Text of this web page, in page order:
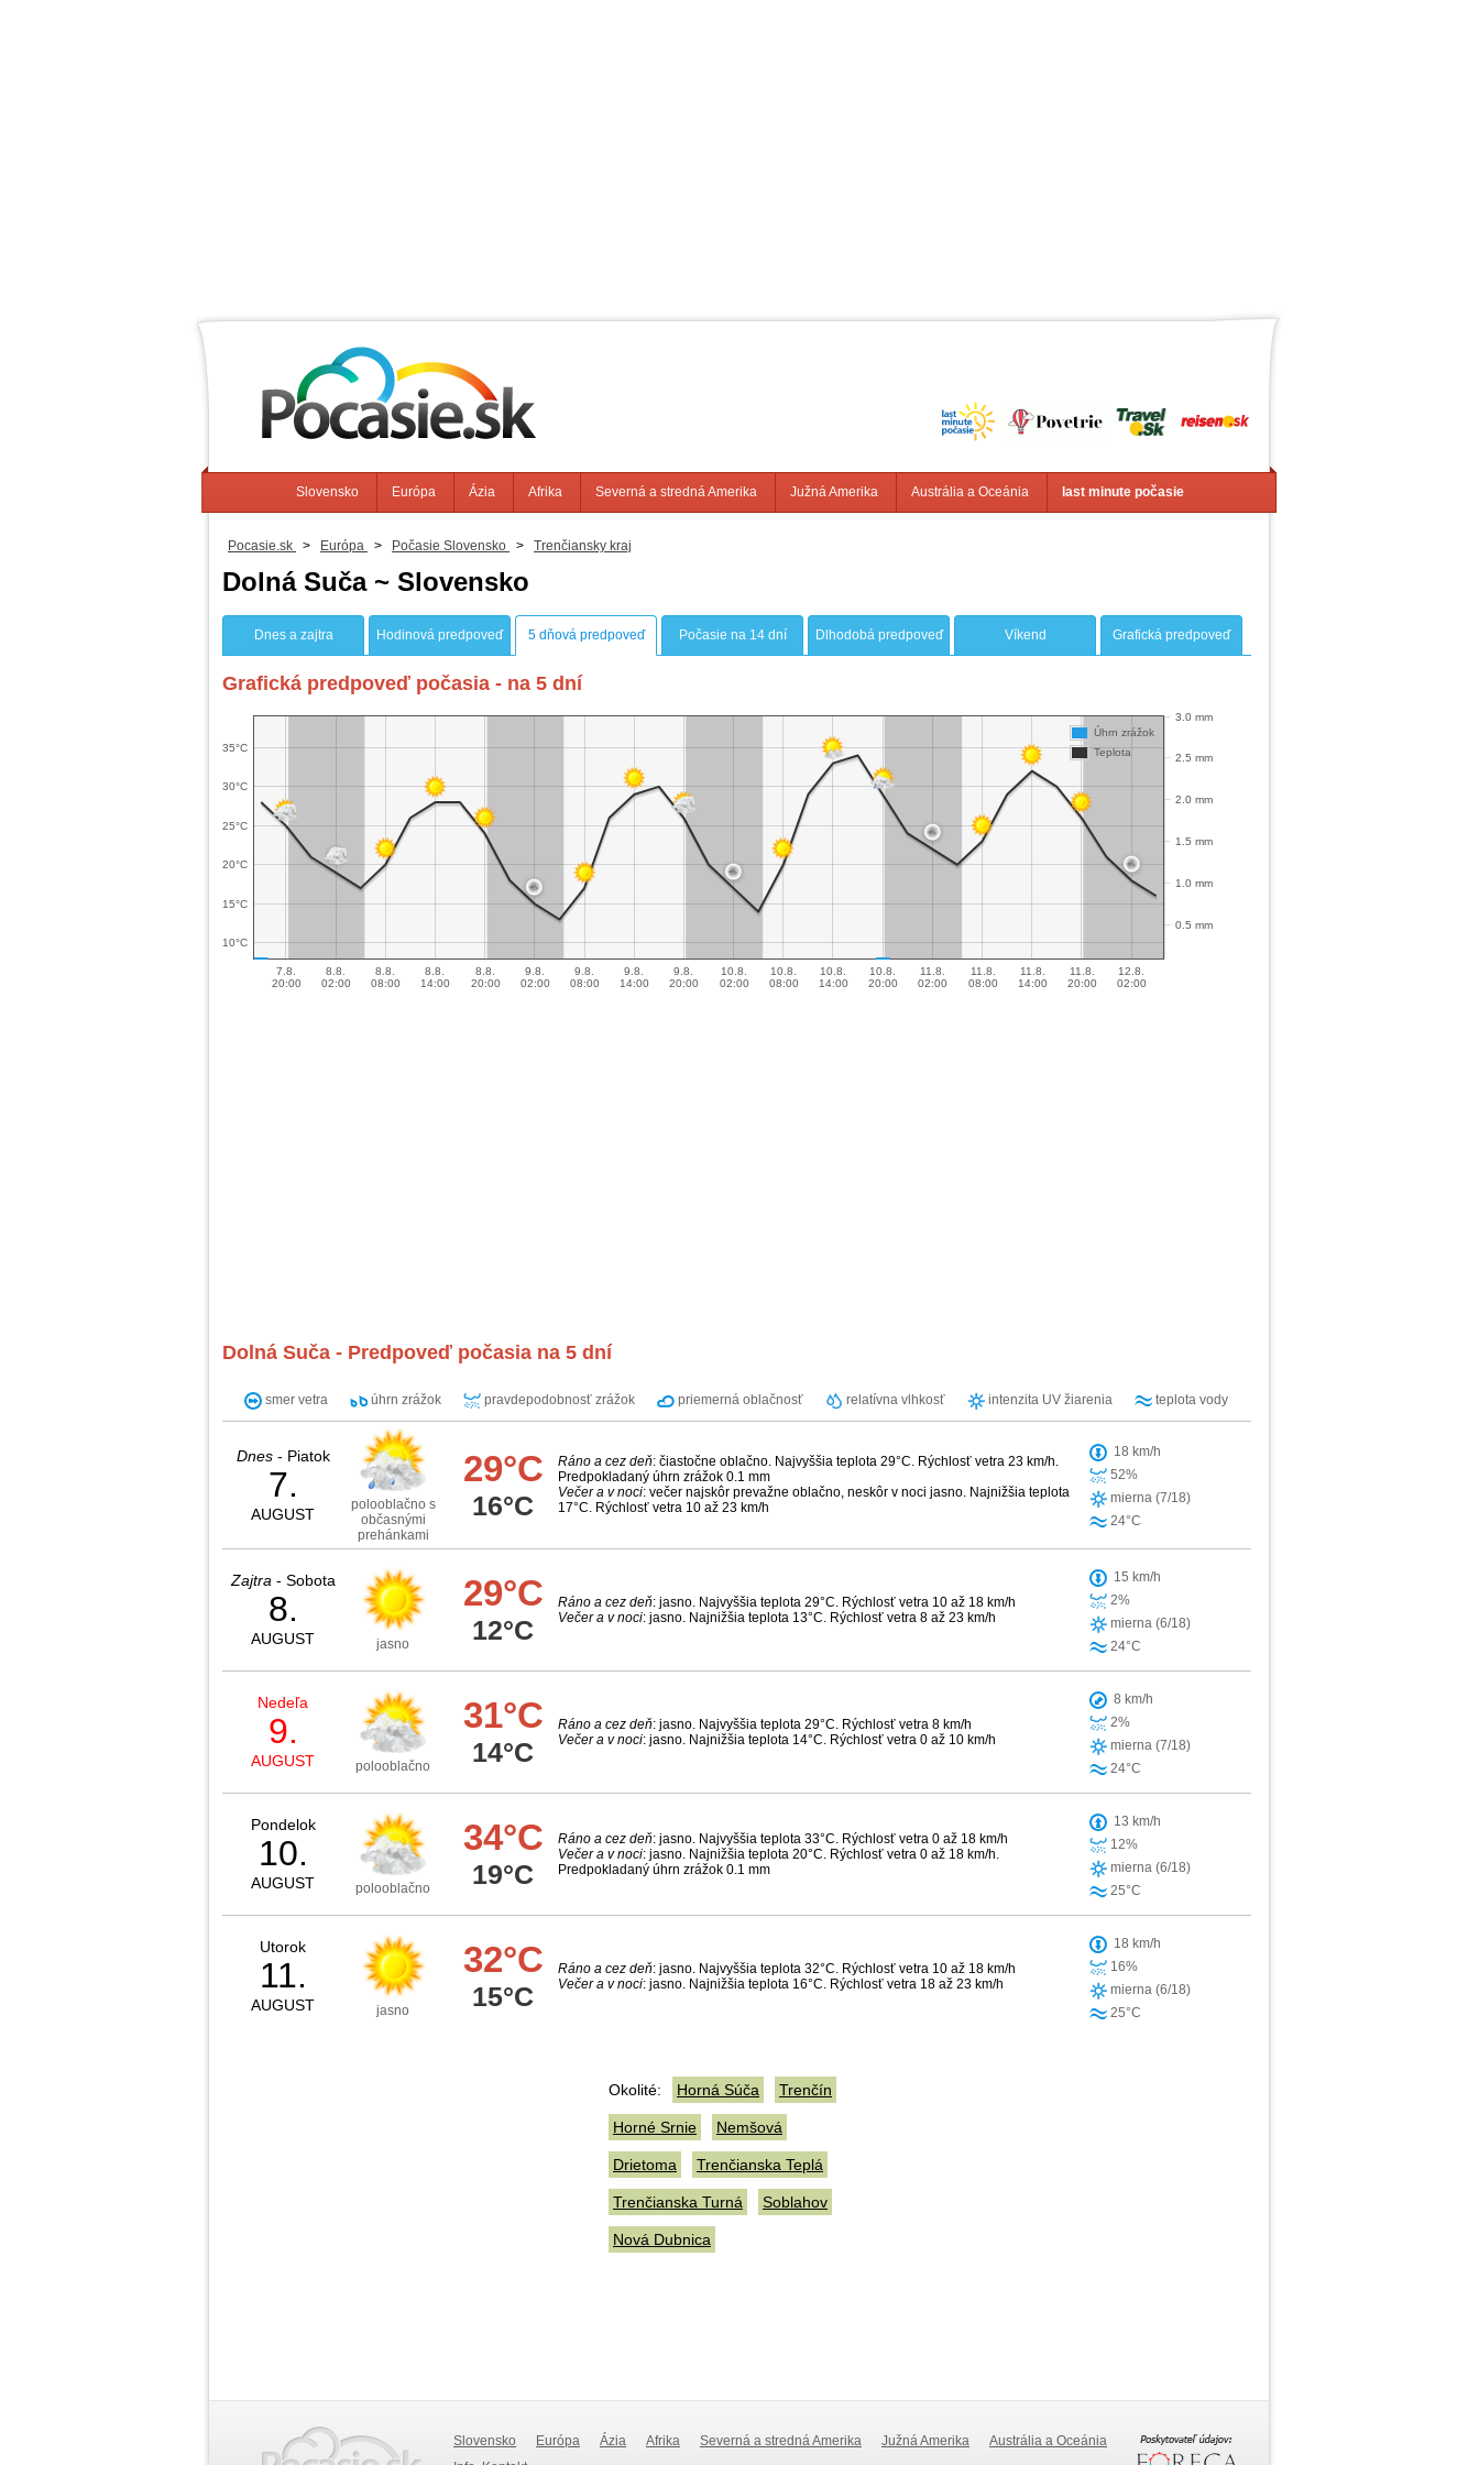
Slovensko Európa Ázia Afrika Severná a stredná Amerika Južná Amerika Austrália a Oceánia last minute počasie
Pocasie.sk > Európa > Počasie Slovensko > Trenčiansky kraj
Dolná Suča ~ Slovensko
Dnes a zajtra Hodinová predpoveď 5 dňová predpoveď Počasie na 14 dní Dlhodobá predpoveď Víkend Grafická predpoveď
Grafická predpoveď počasia - na 5 dní
7.8.
20:00
8.8.
02:00
8.8.
08:00
8.8.
14:00
8.8.
20:00
9.8.
02:00
9.8.
08:00
9.8.
14:00
9.8.
20:00
10.8.
02:00
10.8.
08:00
10.8.
14:00
10.8.
20:00
11.8.
02:00
11.8.
08:00
11.8.
14:00
11.8.
20:00
12.8.
02:00
10°C
15°C
20°C
25°C
30°C
35°C
0.5 mm
1.0 mm
1.5 mm
2.0 mm
2.5 mm
3.0 mm
Úhrn zrážok
Teplota
Dolná Suča - Predpoveď počasia na 5 dní
smer vetra úhrn zrážok pravdepodobnosť zrážok priemerná oblačnosť relatívna vlhkosť intenzita UV žiarenia teplota vody
Dnes- Piatok
7.
AUGUST
polooblačno s
občasnými
prehánkami
29°C
16°C
Ráno a cez deň: čiastočne oblačno. Najvyššia teplota 29°C. Rýchlosť vetra 23 km/h.
Predpokladaný úhrn zrážok 0.1 mm
Večer a v noci: večer najskôr prevažne oblačno, neskôr v noci jasno. Najnižšia teplota
17°C. Rýchlosť vetra 10 až 23 km/h
18 km/h
52%
mierna (7/18)
24°C
Zajtra - Sobota
8.
AUGUST jasno
29°C
12°C
Ráno a cez deň: jasno. Najvyššia teplota 29°C. Rýchlosť vetra 10 až 18 km/h
Večer a v noci: jasno. Najnižšia teplota 13°C. Rýchlosť vetra 8 až 23 km/h
15 km/h
2%
mierna (6/18)
24°C
Nedeľa
9.
AUGUST polooblačno
31°C
14°C
Ráno a cez deň: jasno. Najvyššia teplota 29°C. Rýchlosť vetra 8 km/h
Večer a v noci: jasno. Najnižšia teplota 14°C. Rýchlosť vetra 0 až 10 km/h
8 km/h
2%
mierna (7/18)
24°C
Pondelok
10.
AUGUST polooblačno
34°C
19°C
Ráno a cez deň: jasno. Najvyššia teplota 33°C. Rýchlosť vetra 0 až 18 km/h
Večer a v noci: jasno. Najnižšia teplota 20°C. Rýchlosť vetra 0 až 18 km/h.
Predpokladaný úhrn zrážok 0.1 mm
13 km/h
12%
mierna (6/18)
25°C
Utorok
11.
AUGUST jasno
32°C
15°C
Ráno a cez deň: jasno. Najvyššia teplota 32°C. Rýchlosť vetra 10 až 18 km/h
Večer a v noci: jasno. Najnižšia teplota 16°C. Rýchlosť vetra 18 až 23 km/h
18 km/h
16%
mierna (6/18)
25°C
Okolité: Horná Súča Trenčín
Horné Srnie Nemšová
Drietoma Trenčianska Teplá
Trenčianska Turná Soblahov
Nová Dubnica
Slovensko Európa Ázia Afrika Severná a stredná Amerika Južná Amerika
Austrália a Oceánia